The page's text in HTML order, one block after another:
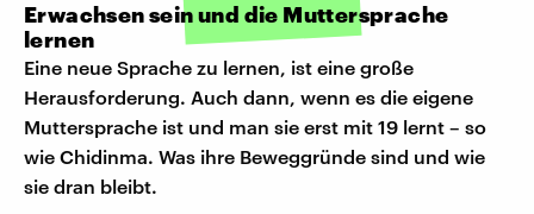
Erwachsen sein und die Muttersprache
lernen
Eine neue Sprache zu lernen, ist eine große
Herausforderung. Auch dann, wenn es die eigene
Muttersprache ist und man sie erst mit 19 lernt – so
wie Chidinma. Was ihre Beweggründe sind und wie
sie dran bleibt.